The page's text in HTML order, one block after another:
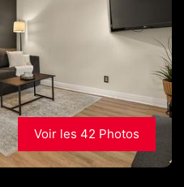
Voir les 42 Photos